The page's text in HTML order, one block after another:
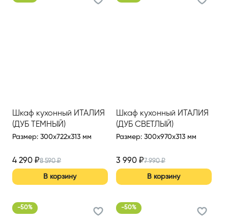
Шкаф кухонный ИТАЛИЯ
(ДУБ ТЕМНЫЙ)
Размер: 300x722x313 мм
4 290 ₽8 590₽
В корзину
Шкаф кухонный ИТАЛИЯ
(ДУБ СВЕТЛЫЙ)
Размер: 300x970x313 мм
3 990₽7 990₽
В корзину
-50% -50%